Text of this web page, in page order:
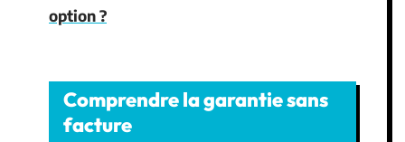
option ?
Comprendre la garantie sans
facture